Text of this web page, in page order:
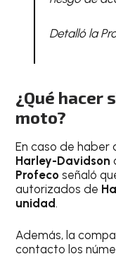
Detalló la
¿Qué hacer
moto?
En caso de haber
Harley-Davidson
Profecoseñaló
autorizados de
unidad.
Además, la
contacto los